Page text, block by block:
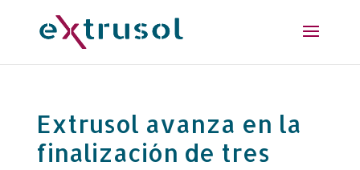
Extrusol avanza en la
finalización de tres